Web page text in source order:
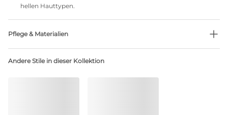
hellen Hauttypen.
Pflege & Materialien
Nicht im Wäschetrockner trocknen
Andere Stile in dieser Kollektion